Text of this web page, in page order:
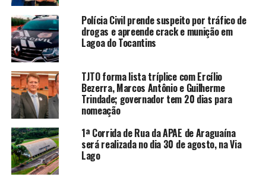
Polícia Civil prende suspeito por tráfico de
drogas e apreende crack e munição em
Lagoa do Tocantins
TJTO forma lista tríplice com Ercílio
Bezerra, Marcos Antônio e Guilherme
Trindade; governador tem 20 dias para
nomeação
1ª Corrida de Rua da APAE de Araguaína
será realizada no dia 30 de agosto, na Via
Lago